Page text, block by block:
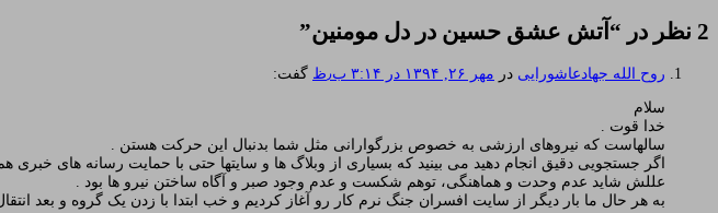
2 نظر در “ آتش عشق حسین در دل مومنین”
روح الله جهادعاشورایی در مهر ۲۶, ۱۳۹۴ در ۳:۱۴ ب٫ظ گفت:
سلام
خدا قوت .
سالهاست که نیروهای ارزشی به خصوص بزرگوارانی مثل شما بدنبال این حرکت هستن .
اگر جستجویی دقیق انجام دهید می بینید که بسیاری از وبلاگ ها و سایتها حتی با حمایت رسانه های خبری هم
عللش شاید عدم وحدت و هماهنگی، توهم شکست و عدم وجود صبر و آگاه ساختن نیرو ها بود .
به هر حال ما بار دیگر از سایت افسران جنگ نرم کار رو آغاز کردیم و خب ابتدا با زدن یک گروه و بعد